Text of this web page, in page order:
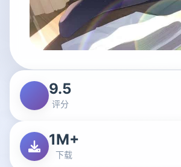
9.5
评分
1M+
下载